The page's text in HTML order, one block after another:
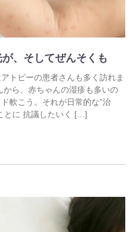
、そしてぜんそくも
トピーの患者さんも多く訪れま
ら、赤ちゃんの湿疹も多いの
軟こう。それが日常的な”治
とに 抗議したいく […]